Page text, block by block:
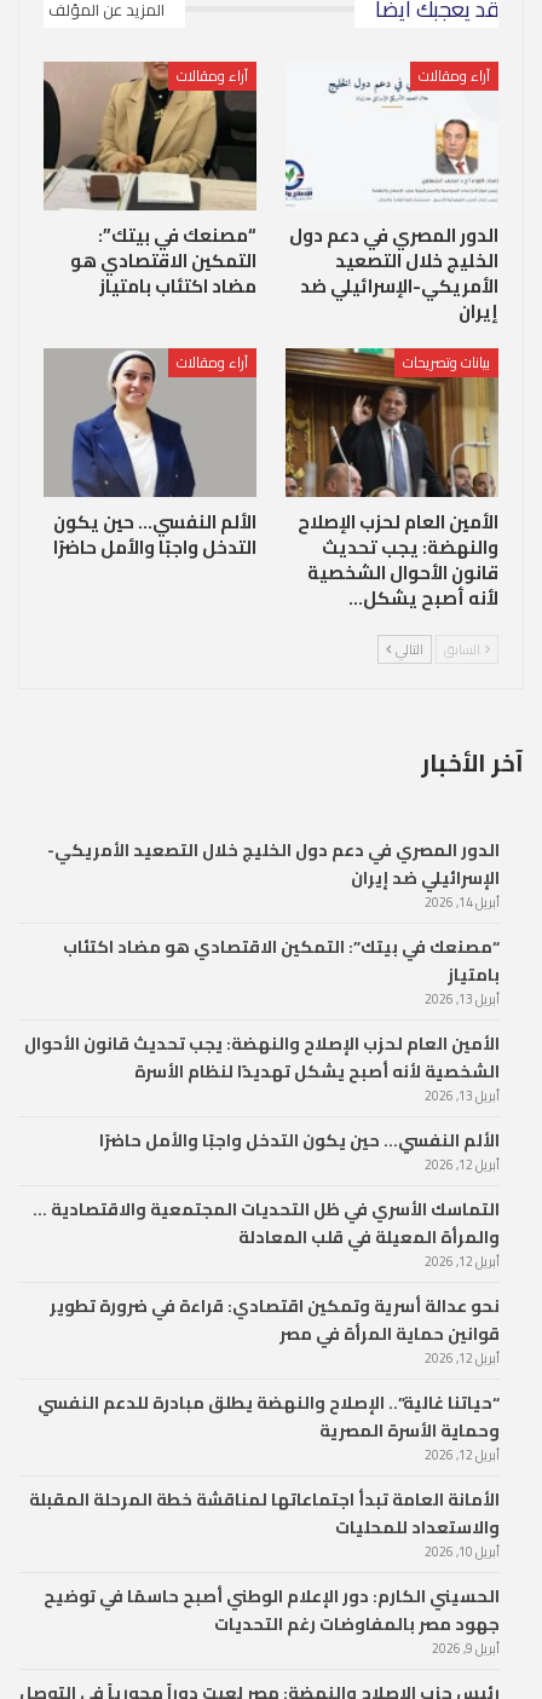
قد يعجبك ايضا المزيد عن المؤلف
آراء ومقالات
الدور المصري في دعم دول
الخليج خلال التصعيد
الأمريكي-الإسرائيلي ضد
إيران
آراء ومقالات
“مصنعك في بيتك”:
التمكين الاقتصادي هو
مضاد اكتئاب بامتياز
بيانات وتصريحات
الأمين العام لحزب الإصلاح
والنهضة: يجب تحديث
قانون الأحوال الشخصية
لأنه أصبح يشكل…
آراء ومقالات
الألم النفسي… حين يكون
التدخل واجبًا والأمل حاضرًا
السابق التالي
آخر الأخبار
الدور المصري في دعم دول الخليج خلال التصعيد الأمريكي-
الإسرائيلي ضد إيران
أبريل 14, 2026
“مصنعك في بيتك”: التمكين الاقتصادي هو مضاد اكتئاب
بامتياز
أبريل 13, 2026
الأمين العام لحزب الإصلاح والنهضة: يجب تحديث قانون الأحوال
الشخصية لأنه أصبح يشكل تهديدًا لنظام الأسرة
أبريل 13, 2026
الألم النفسي… حين يكون التدخل واجبًا والأمل حاضرًا
أبريل 12, 2026
التماسك الأسري في ظل التحديات المجتمعية والاقتصادية …
والمرأة المعيلة في قلب المعادلة
أبريل 12, 2026
نحو عدالة أسرية وتمكين اقتصادي: قراءة في ضرورة تطوير
قوانين حماية المرأة في مصر
أبريل 12, 2026
“حياتنا غالية”.. الإصلاح والنهضة يطلق مبادرة للدعم النفسي
وحماية الأسرة المصرية
أبريل 12, 2026
الأمانة العامة تبدأ اجتماعاتها لمناقشة خطة المرحلة المقبلة
والاستعداد للمحليات
أبريل 10, 2026
الحسيني الكارم: دور الإعلام الوطني أصبح حاسمًا في توضيح
جهود مصر بالمفاوضات رغم التحديات
أبريل 9, 2026